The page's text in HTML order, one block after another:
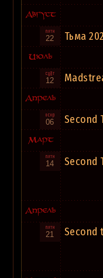
22 Тьма
12
06 Second
14 Second
21 Second